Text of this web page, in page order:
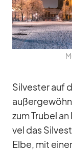
Sil­ves­ter auf
zum Tru­bel
vel das
Elbe, mit